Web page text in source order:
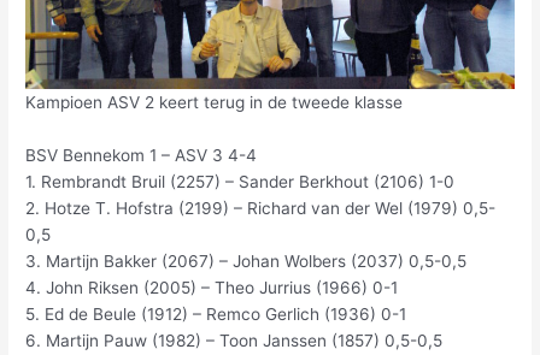
Kampioen ASV 2 keert terug in de tweede klasse
BSV Bennekom 1 – ASV 3 4-4
1. Rembrandt Bruil (2257) – Sander Berkhout (2106) 1-0
2. Hotze T. Hofstra (2199) – Richard van der Wel (1979) 0,5-
0,5
3. Martijn Bakker (2067) – Johan Wolbers (2037) 0,5-0,5
4. John Riksen (2005) – Theo Jurrius (1966) 0-1
5. Ed de Beule (1912) – Remco Gerlich (1936) 0-1
6. Martijn Pauw (1982) – Toon Janssen (1857) 0,5-0,5